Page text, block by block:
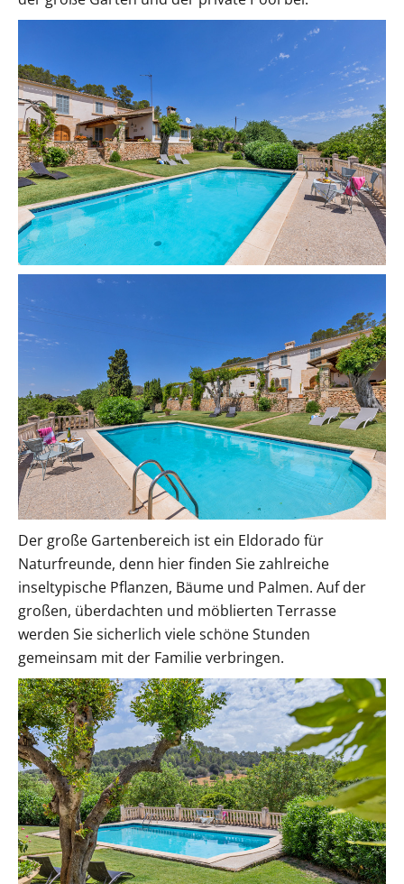
Der große Gartenbereich ist ein Eldorado für
Naturfreunde, denn hier finden Sie zahlreiche
inseltypische Pflanzen, Bäume und Palmen. Auf der
großen, überdachten und möblierten Terrasse
werden Sie sicherlich viele schöne Stunden
gemeinsam mit der Familie verbringen.